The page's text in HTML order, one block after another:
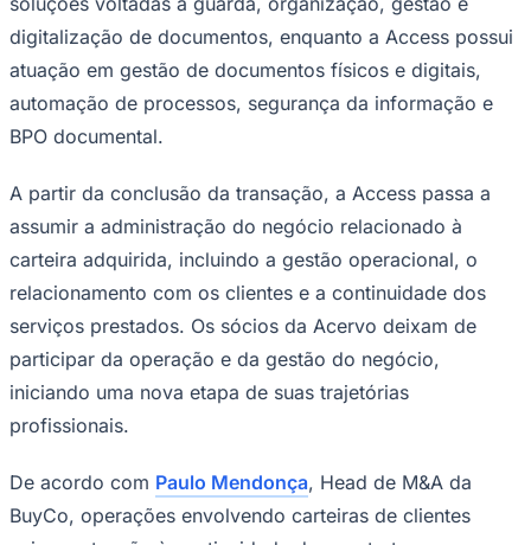
Goiás
relacionado à carteira adquirida.
A transação foi assessorada pela
estruturação financeira parapequenas e médias
empresas (PMEs). Como assessora financeira dos
sócios da Acervo, a BuyCo acompanhou o processo de
estruturação, negociação e conclusão da operação.
O movimento ocorre em um mercado em que a gestão
de documentos e informações tem ganhado relevância
diante da digitalização de processos, da necessidade de
eficiência operacional nas empresas. A Acervo atua com
soluções voltadas à guarda, organização, gestão e